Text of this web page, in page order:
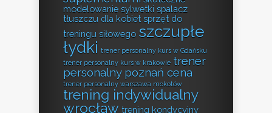
modelowanie sylwetki spalacz
tłuszczu dla kobiet sprzęt do
treningu siłowego szczupłe
łydki trener personalny kurs w Gdańsku
trener personalny kurs w krakowie trener
personalny poznań cena
trener personalny warszawa mokotów
trening indywidualny
wrocław trening kondycyjny